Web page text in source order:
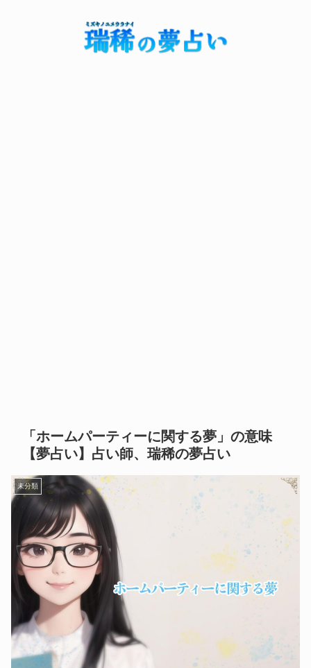
「ホームパーティーに関する夢」の意味
【夢占い】占い師、瑞稀の夢占い
未分類